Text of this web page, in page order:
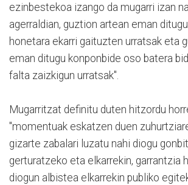
ezinbestekoa izango da mugarri izan
agerraldian, guztion artean eman
honetara ekarri gaituzten urratsak eta
eman ditugu konponbide oso batera
falta zaizkigun urratsak".
Mugarritzat definitu duten hitzordu
"momentuak eskatzen duen
gizarte zabalari luzatu nahi diogu
gerturatzeko eta elkarrekin, garrantzia
diogun albistea elkarrekin publiko